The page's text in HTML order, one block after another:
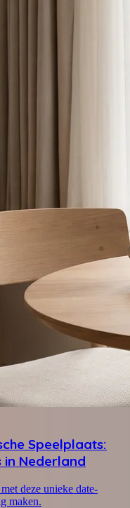
Speelplaats:
in Nederland
deze unieke date-
maken.